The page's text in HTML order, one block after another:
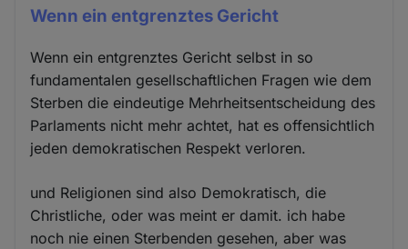
Wenn ein entgrenztes Gericht
Wenn ein entgrenztes Gericht selbst in so
fundamentalen gesellschaftlichen Fragen wie dem
Sterben die eindeutige Mehrheitsentscheidung des
Parlaments nicht mehr achtet, hat es offensichtlich
jeden demokratischen Respekt verloren.
und Religionen sind also Demokratisch, die
Christliche, oder was meint er damit. ich habe
noch nie einen Sterbenden gesehen, aber was